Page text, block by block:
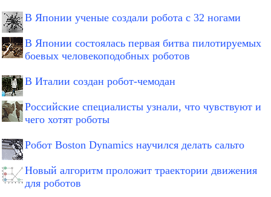
В Японии ученые создали робота с 32 ногами
В Японии состоялась первая битва пилотируемых
боевых человекоподобных роботов
В Италии создан робот-чемодан
Российские специалисты узнали, что чувствуют и
чего хотят роботы
Робот Boston Dynamics научился делать сальто
Новый алгоритм проложит траектории движения
для роботов